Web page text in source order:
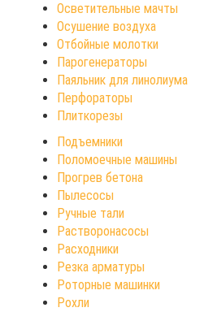
Осветительные мачты
Осушение воздуха
Отбойные молотки
Парогенераторы
Паяльник для линолиума
Перфораторы
Плиткорезы
Подъемники
Поломоечные машины
Прогрев бетона
Пылесосы
Ручные тали
Растворонасосы
Расходники
Резка арматуры
Роторные машинки
Рохли